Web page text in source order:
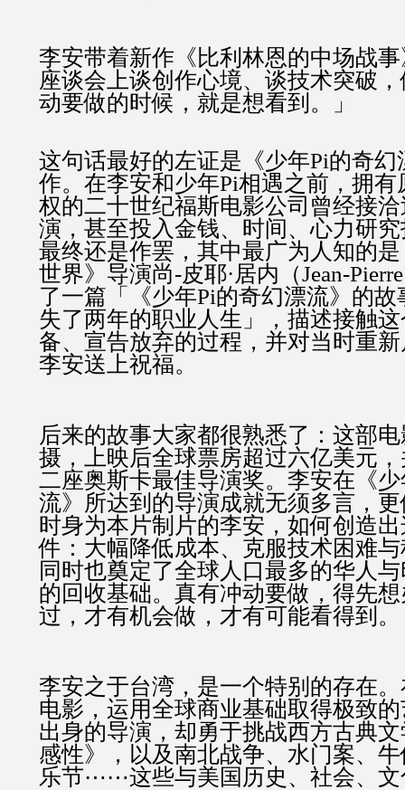
李安带着新作《比利林恩的中场战
座谈会上谈创作心境、谈技术突破
动要做的时候，就是想看到。」
这句话最好的左证是《少年Pi的奇
作。在李安和少年Pi相遇之前，拥
权的二十世纪福斯电影公司曾经接
演，甚至投入金钱、时间、心力研
最终还是作罢，其中最广为人知的
世界》导演尚-皮耶·居内（Jean-
了一篇「《少年Pi的奇幻漂流》的
失了两年的职业人生」，描述接触
备、宣告放弃的过程，并对当时重
李安送上祝福。
后来的故事大家都很熟悉了：这部
摄，上映后全球票房超过六亿美元
二座奥斯卡最佳导演奖。李安在《
流》所达到的导演成就无须多言，
时身为本片制片的李安，如何创造
件：大幅降低成本、克服技术困难
同时也奠定了全球人口最多的华人
的回收基础。真有冲动要做，得先
过，才有机会做，才有可能看得到。
李安之于台湾，是一个特别的存在
电影，运用全球商业基础取得极致
出身的导演，却勇于挑战西方古典
感性》，以及南北战争、水门案、牛
乐节⋯⋯这些与美国历史、社会、文